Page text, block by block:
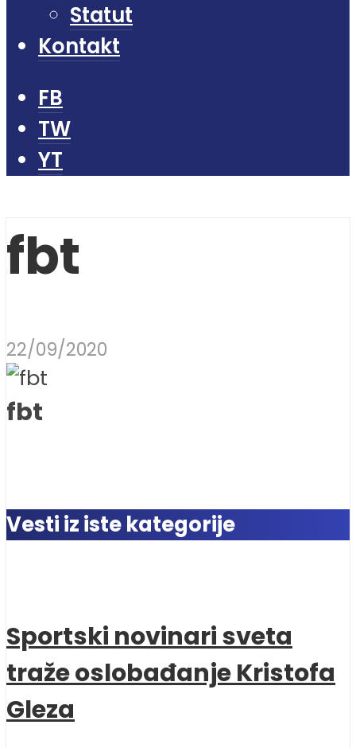
Statut
Kontakt
FB
TW
YT
fbt
22/09/2020
fbt
Vesti iz iste kategorije
Sportski novinari sveta
traže oslobađanje Kristofa
Gleza